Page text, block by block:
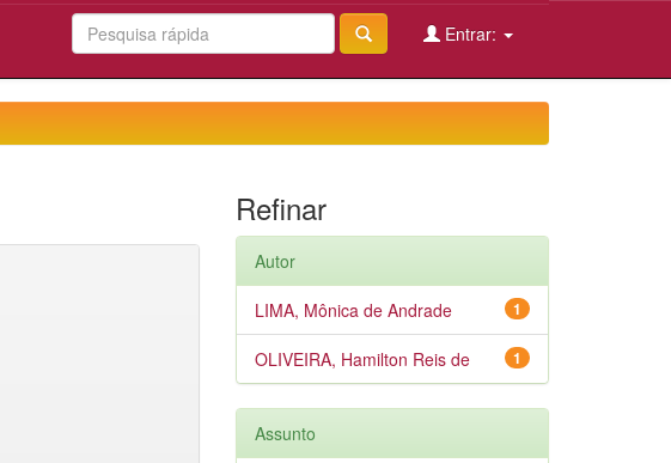
Entrar:
Refinar
Autor
1
LIMA, Mônica de Andrade
1
OLIVEIRA, Hamilton Reis de
Assunto